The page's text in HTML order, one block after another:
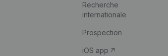
Recherche
internationale
Prospection
iOS app